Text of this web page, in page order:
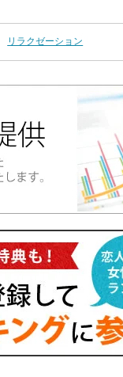
リラクゼーション